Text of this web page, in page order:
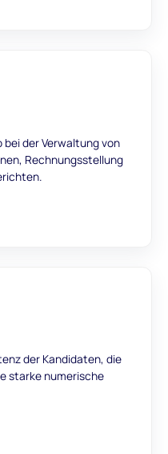
bei der Verwaltung von
Rechnungsstellung
der Kandidaten, die
starke numerische